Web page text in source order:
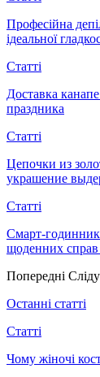
Професійна
ідеальної
Статті
Доставка
праздника
Статті
Цепочки из
украшение
Статті
Смарт-
щоденних
Попередні
Останні статті
Статті
Чому жіночі